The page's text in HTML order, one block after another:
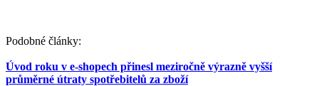
Podobné články:
Úvod roku v e-shopech přinesl meziročně výrazně vyšší
průměrné útraty spotřebitelů za zboží